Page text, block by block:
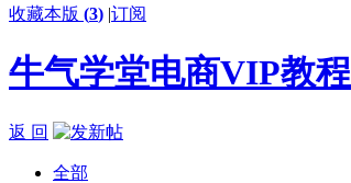
收藏本版 (3) |订阅
牛气学堂电商VIP教程
返 回
全部